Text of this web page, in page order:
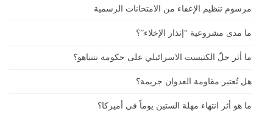
مرسوم تنظيم الإعفاء من الامتحانات الرسمية
ما مدى مشروعية “إنذار الإخلاء”؟
ما أثر حلّ الكنيست الاسرائيلي على حكومة نتنياهو؟
هل تُعتبر مقاومة العدوان جريمة؟
ما هو أثر انتهاء مهلة الستين يوماً في أميركا؟